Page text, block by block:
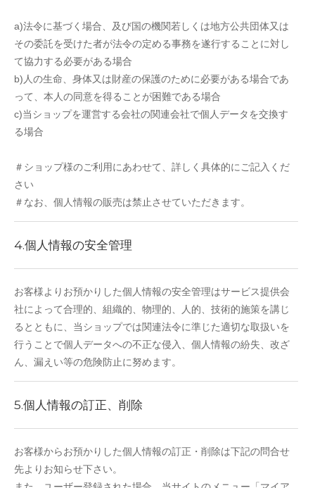
a)法令に基づく場合、及び国の機関若しくは地方公共団体又は
その委託を受けた者が法令の定める事務を遂行することに対し
て協力する必要がある場合
b)人の生命、身体又は財産の保護のために必要がある場合であ
って、本人の同意を得ることが困難である場合
c)当ショップを運営する会社の関連会社で個人データを交換す
る場合
＃ショップ様のご利用にあわせて、詳しく具体的にご記入くだ
さい
＃なお、個人情報の販売は禁止させていただきます。
4.個人情報の安全管理
お客様よりお預かりした個人情報の安全管理はサービス提供会
社によって合理的、組織的、物理的、人的、技術的施策を講じ
るとともに、当ショップでは関連法令に準じた適切な取扱いを
行うことで個人データへの不正な侵入、個人情報の紛失、改ざ
ん、漏えい等の危険防止に努めます。
5.個人情報の訂正、削除
お客様からお預かりした個人情報の訂正・削除は下記の問合せ
先よりお知らせ下さい。